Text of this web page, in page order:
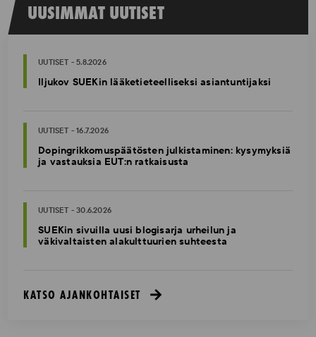
UUSIMMAT UUTISET
UUTISET - 5.8.2026
Iljukov SUEKin lääketieteelliseksi asiantuntijaksi
UUTISET - 16.7.2026
Dopingrikkomuspäätösten julkistaminen: kysymyksiä
ja vastauksia EUT:n ratkaisusta
UUTISET - 30.6.2026
SUEKin sivuilla uusi blogisarja urheilun ja
väkivaltaisten alakulttuurien suhteesta
KATSO AJANKOHTAISET